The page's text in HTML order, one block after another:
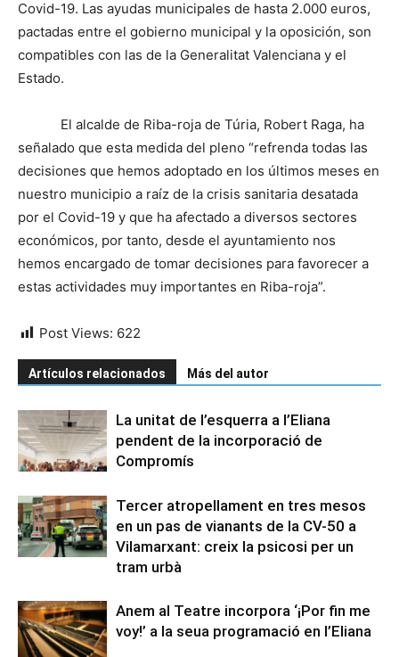
Covid-19. Las ayudas municipales de hasta 2.000 euros,
pactadas entre el gobierno municipal y la oposición, son
compatibles con las de la Generalitat Valenciana y el
Estado.
El alcalde de Riba-roja de Túria, Robert Raga, ha
señalado que esta medida del pleno “refrenda todas las
decisiones que hemos adoptado en los últimos meses en
nuestro municipio a raíz de la crisis sanitaria desatada
por el Covid-19 y que ha afectado a diversos sectores
económicos, por tanto, desde el ayuntamiento nos
hemos encargado de tomar decisiones para favorecer a
estas actividades muy importantes en Riba-roja”.
Post Views: 622
Artículos relacionados Más del autor
La unitat de l’esquerra a l’Eliana
pendent de la incorporació de
Compromís
Tercer atropellament en tres mesos
en un pas de vianants de la CV-50 a
Vilamarxant: creix la psicosi per un
tram urbà
Anem al Teatre incorpora ‘¡Por fin me
voy!’ a la seua programació en l’Eliana